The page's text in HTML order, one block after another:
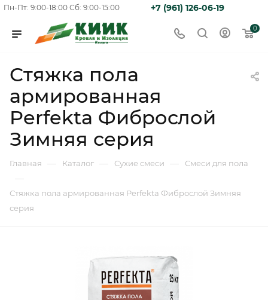
Пн-Пт: 9:00-18:00 Сб: 9:00-15:00 +7 (961) 126-06-19
0
Стяжка пола
армированная
Perfekta Фиброслой
Зимняя серия
Главная — Каталог — Сухие смеси — Смеси для пола
—
Стяжка пола армированная Perfekta Фиброслой Зимняя
серия